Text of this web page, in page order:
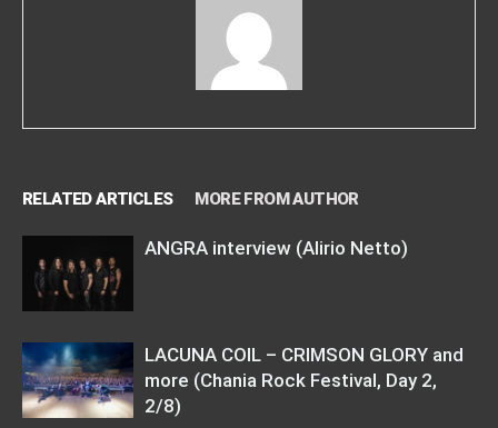
RELATED ARTICLES MORE FROM AUTHOR
ANGRA interview (Alirio Netto)
LACUNA COIL – CRIMSON GLORY and
more (Chania Rock Festival, Day 2,
2/8)